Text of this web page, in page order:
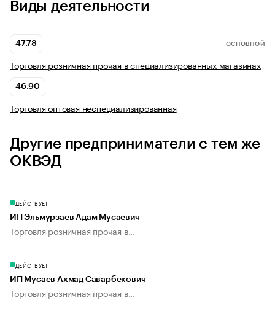
Виды деятельности
47.78 ОСНОВНОЙ
Торговля розничная прочая в специализированных магазинах
46.90
Торговля оптовая неспециализированная
Другие предприниматели с тем же
ОКВЭД
ДЕЙСТВУЕТ
ИП Эльмурзаев Адам Мусаевич
Торговля розничная прочая в...
ДЕЙСТВУЕТ
ИП Мусаев Ахмад Саварбекович
Торговля розничная прочая в...